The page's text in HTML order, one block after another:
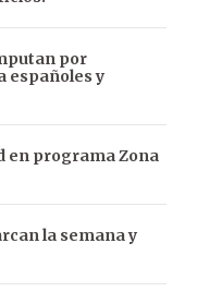
por
españoles y
en programa Zona
la semana y